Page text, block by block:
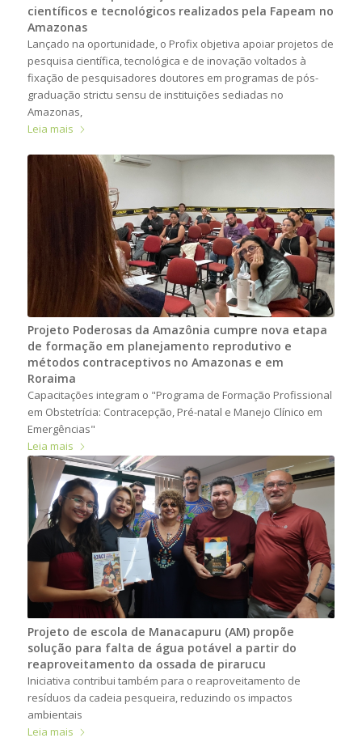
científicos e tecnológicos realizados pela Fapeam no
Amazonas
Lançado na oportunidade, o Profix objetiva apoiar projetos de
pesquisa científica, tecnológica e de inovação voltados à
fixação de pesquisadores doutores em programas de pós-
graduação strictu sensu de instituições sediadas no
Amazonas,
Leia mais
Projeto Poderosas da Amazônia cumpre nova etapa
de formação em planejamento reprodutivo e
métodos contraceptivos no Amazonas e em
Roraima
Capacitações integram o "Programa de Formação Profissional
em Obstetrícia: Contracepção, Pré-natal e Manejo Clínico em
Emergências"
Leia mais
Projeto de escola de Manacapuru (AM) propõe
solução para falta de água potável a partir do
reaproveitamento da ossada de pirarucu
Iniciativa contribui também para o reaproveitamento de
resíduos da cadeia pesqueira, reduzindo os impactos
ambientais
Leia mais